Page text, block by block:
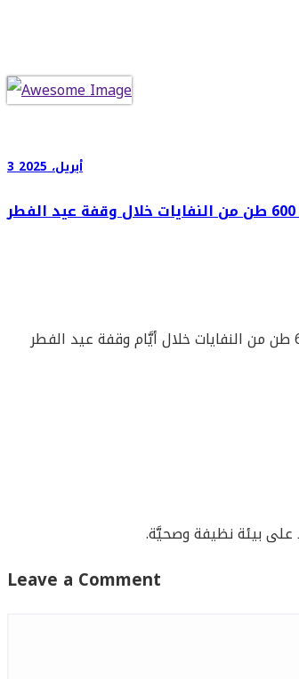
3 أبريل، 2025
في إطار جهودها المستمرَّة للحفاظ على نظافة المدينة وتعزيز البيئة الصحيَّة، قامت بلديَّة مادبا الكبرى، من خلال الدائرة الصحيَّة، برفع ما يقارب 600 طن من النفايات خلال أيَّام وقفة عيد الفطر
على بيئة نظيفة وصحيَّة.
Leave a Comment